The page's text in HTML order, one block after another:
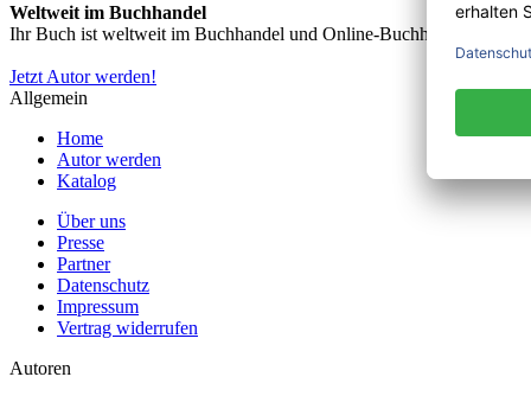
Weltweit im Buchhandel
Ihr Buch ist weltweit im Buchhandel und Online-Buchhandel wie
Jetzt Autor werden!
Allgemein
Home
Autor werden
Katalog
Über uns
Presse
Partner
Datenschutz
Impressum
Vertrag widerrufen
Autoren